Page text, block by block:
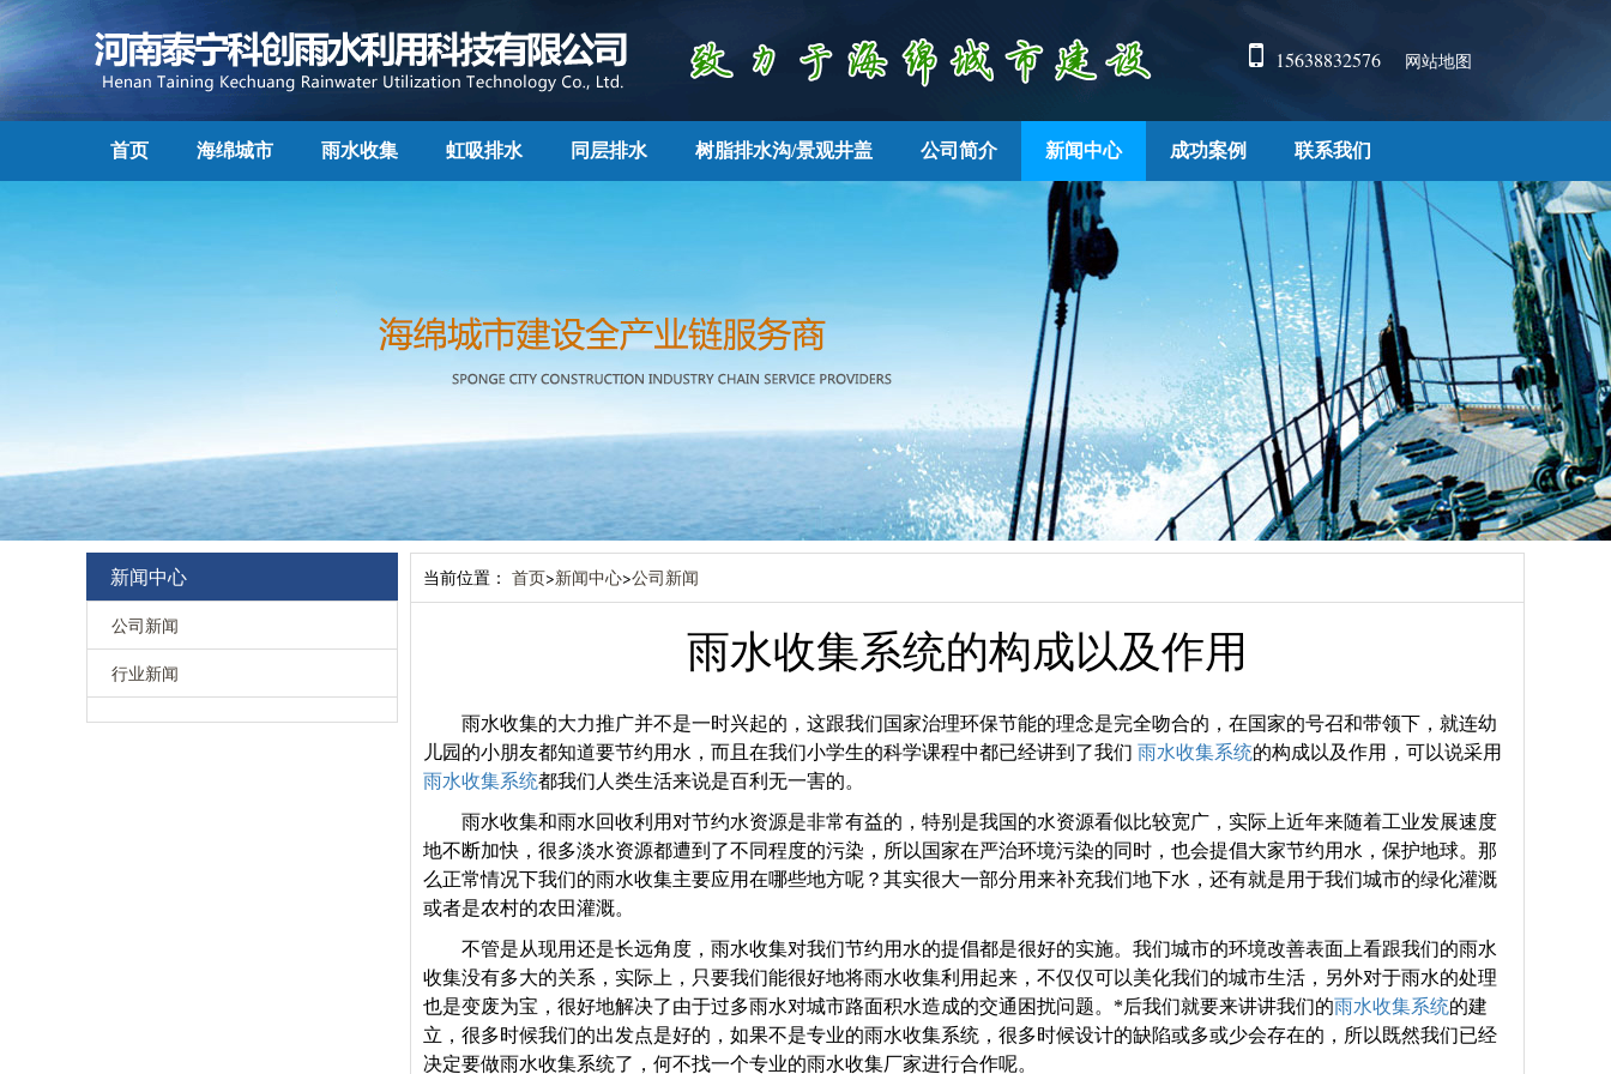
15638832576 网站地图
首页 海绵城市 雨水收集 虹吸排水 同层排水 树脂排水沟/景观井盖 公司简介 新闻中心 成功案例 联系我们
新闻中心
公司新闻
行业新闻
当前位置： 首页>新闻中心>公司新闻
雨水收集系统的构成以及作用
雨水收集的大力推广并不是一时兴起的，这跟我们国家治理环保节能的理念是完全吻合的，在国家的号召和带领下，就连幼
儿园的小朋友都知道要节约用水，而且在我们小学生的科学课程中都已经讲到了我们 雨水收集系统的构成以及作用，可以说采用
雨水收集系统都我们人类生活来说是百利无一害的。
雨水收集和雨水回收利用对节约水资源是非常有益的，特别是我国的水资源看似比较宽广，实际上近年来随着工业发展速度
地不断加快，很多淡水资源都遭到了不同程度的污染，所以国家在严治环境污染的同时，也会提倡大家节约用水，保护地球。那
么正常情况下我们的雨水收集主要应用在哪些地方呢？其实很大一部分用来补充我们地下水，还有就是用于我们城市的绿化灌溉
或者是农村的农田灌溉。
不管是从现用还是长远角度，雨水收集对我们节约用水的提倡都是很好的实施。我们城市的环境改善表面上看跟我们的雨水
收集没有多大的关系，实际上，只要我们能很好地将雨水收集利用起来，不仅仅可以美化我们的城市生活，另外对于雨水的处理
也是变废为宝，很好地解决了由于过多雨水对城市路面积水造成的交通困扰问题。*后我们就要来讲讲我们的雨水收集系统的建
立，很多时候我们的出发点是好的，如果不是专业的雨水收集系统，很多时候设计的缺陷或多或少会存在的，所以既然我们已经
决定要做雨水收集系统了，何不找一个专业的雨水收集厂家进行合作呢。